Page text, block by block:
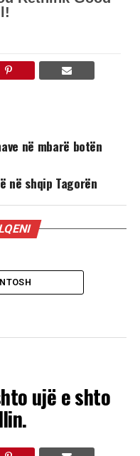
në mbarë botën
në shqip Tagorën
ujë e shto